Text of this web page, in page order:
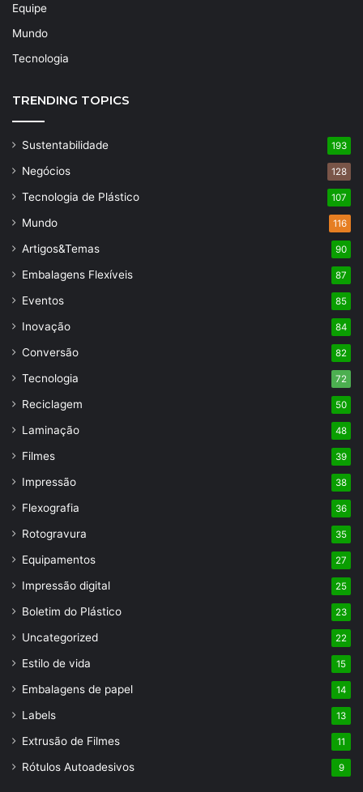
Equipe
Mundo
Tecnologia
TRENDING TOPICS
Sustentabilidade 193
Negócios 128
Tecnologia de Plástico 107
Mundo 116
Artigos&Temas 90
Embalagens Flexíveis 87
Eventos 85
Inovação 84
Conversão 82
Tecnologia 72
Reciclagem 50
Laminação 48
Filmes 39
Impressão 38
Flexografia 36
Rotogravura 35
Equipamentos 27
Impressão digital 25
Boletim do Plástico 23
Uncategorized 22
Estilo de vida 15
Embalagens de papel 14
Labels 13
Extrusão de Filmes 11
Rótulos Autoadesivos 9